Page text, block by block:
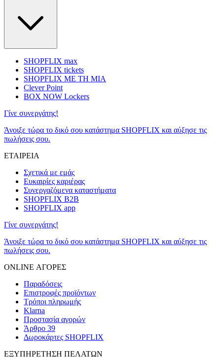
SHOPFLIX max
SHOPFLIX tickets
SHOPFLIX ΜΕ ΤΗ ΜΙΑ
Clever Point
BOX NOW Lockers
Γίνε συνεργάτης!
Άνοιξε τώρα το δικό σου κατάστημα SHOPFLIX και αύξησε τις
πωλήσεις σου.
ΕΤΑΙΡΕΙΑ
Σχετικά με εμάς
Ευκαιρίες καριέρας
Συνεργαζόμενα καταστήματα
SHOPFLIX B2B
SHOPFLIX app
Γίνε συνεργάτης!
Άνοιξε τώρα το δικό σου κατάστημα SHOPFLIX και αύξησε τις
πωλήσεις σου.
ONLINE ΑΓΟΡΕΣ
Παραδόσεις
Επιστροφές προϊόντων
Τρόποι πληρωμής
Klarna
Προστασία αγορών
Άρθρο 39
Δωροκάρτες SHOPFLIX
ΕΞΥΠΗΡΕΤΗΣΗ ΠΕΛΑΤΩΝ